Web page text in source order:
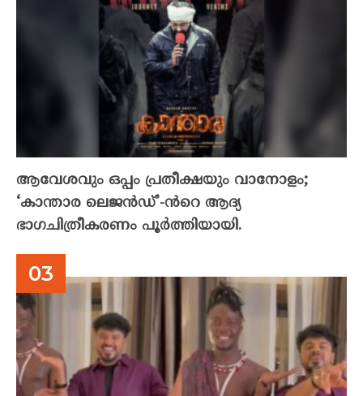
ആവേശവും ഒപ്പം പ്രതീക്ഷയും വാനോളം;
‘കാന്താര ലെജൻഡ്’-ൻറെ ആദ്യ
ഭാഗചിത്രീകരണം പൂർത്തിയായി.